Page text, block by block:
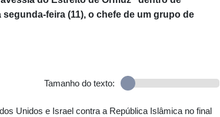
feira (11), o chefe de um grupo de
Tamanho do texto:
Unidos e Israel contra a República Islâmica no final